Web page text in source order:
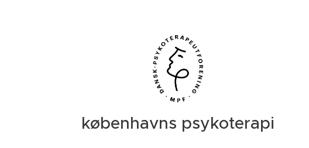
københavns psykoterapi